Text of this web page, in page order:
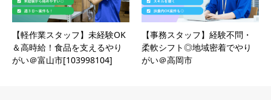
【軽作業スタッフ】未経験OK
＆高時給！食品を支えるやり
がい＠富山市[103998104]
【事務スタッフ】経験不問・
柔軟シフト◎地域密着でやり
がい＠高岡市